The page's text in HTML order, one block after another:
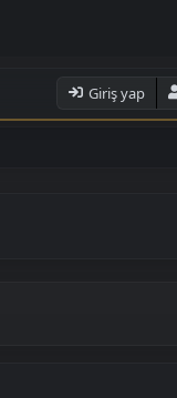
Giriş yap